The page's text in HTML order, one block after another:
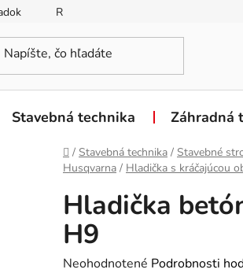
Reklamačný formulár
Stavebná technika Záhradná
Domov
/ Stavebná technika / Stavebné
Husqvarna / Hladička s kráčajúcou
Hladička
H9
Priemerné
Neohodnotené Podrobnosti